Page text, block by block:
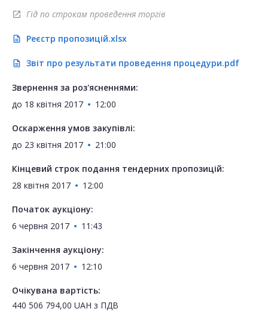
open_in_new Гід по строкам проведення торгів
description Реєстр пропозицій.xlsx
description Звіт про результати проведення процедури.pdf
Звернення за роз'ясненнями:
до 18 квітня 2017 12:00
Оскарження умов закупівлі:
до 23 квітня 2017 21:00
Кінцевий строк подання тендерних пропозицій:
28 квітня 2017
12:00
Початок аукціону:
6 червня 2017
11:43
Закінчення аукціону:
6 червня 2017
12:10
Очікувана вартість:
440 506 794,00 UAH з ПДВ